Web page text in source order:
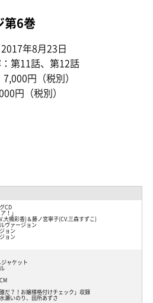
第6巻
年8月23日
第11話、第12話
円（税別）
円（税別）
CD
！」
大橋彩香)＆藤ノ宮寧子(CV.三森すずこ)
ヴァージョン
ョン
ョン
ャケット
だ？！お嬢様格付けチェック」収録
瀬いのり、田所あずさ